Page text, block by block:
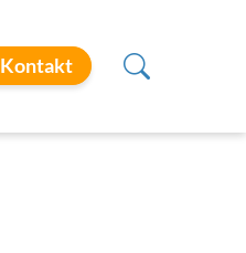
Kontakt